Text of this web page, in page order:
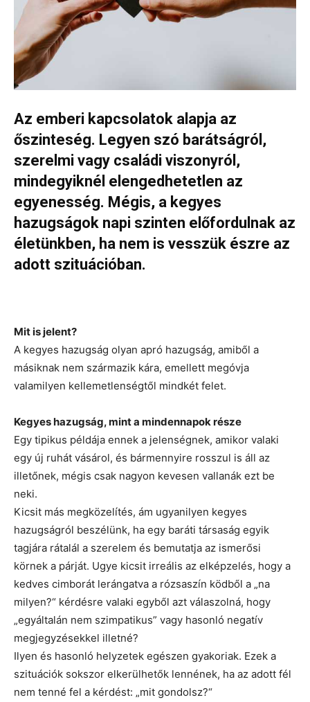
Az emberi kapcsolatok alapja az
őszinteség. Legyen szó barátságról ,
szerelmi vagy családi viszonyról,
mindegyiknél elengedhetetlen az
egyenesség. Mégis, a kegyes
hazugságok napi szinten előfordulnak az
életünkben, ha nem is vesszük észre az
adott szituációban.
Mit is jelent?
A kegyes hazugság olyan apró hazugság, amiből a
másiknak nem származik kára, emellett megóvja
valamilyen kellemetlenségtől mindkét felet.
Kegyes hazugság, mint a mindennapok része
Egy tipikus példája ennek a jelenségnek, amikor valaki
egy új ruhát vásárol, és bármennyire rosszul is áll az
illetőnek, mégis csak nagyon kevesen vallanák ezt be
neki.
Kicsit más megközelítés, ám ugyanilyen kegyes
hazugságról beszélünk, ha egy baráti társaság egyik
tagjára rátalál a szerelem és bemutatja az ismerősi
körnek a párját. Ugye kicsit irreális az elképzelés, hogy a
kedves cimborát lerángatva a rózsaszín ködből a „na
milyen?“ kérdésre valaki egyből azt válaszolná, hogy
„egyáltalán nem szimpatikus” vagy hasonló negatív
megjegyzésekkel illetné?
Ilyen és hasonló helyzetek egészen gyakoriak. Ezek a
szituációk sokszor elkerülhetők lennének, ha az adott fél
nem tenné fel a kérdést: „mit gondolsz?“